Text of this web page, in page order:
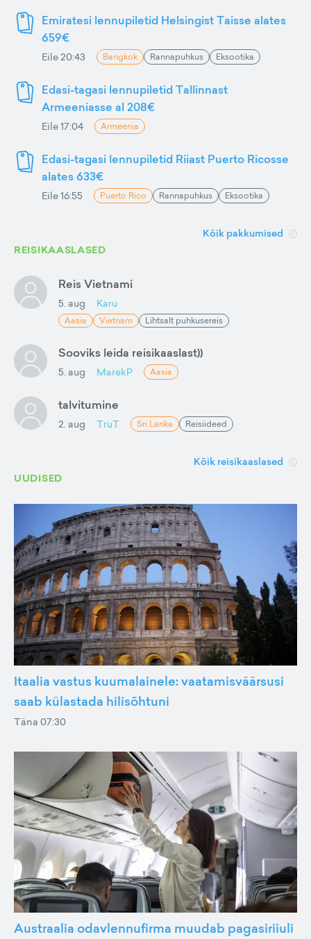
Emiratesi lennupiletid Helsingist Taisse alates
659€
Eile 20:43 Bangkok Rannapuhkus Eksootika
Edasi-tagasi lennupiletid Tallinnast
Armeeniasse al 208€
Eile 17:04 Armeenia
Edasi-tagasi lennupiletid Riiast Puerto Ricosse
alates 633€
Eile 16:55 Puerto Rico Rannapuhkus Eksootika
Kõik pakkumised
REISIKAASLASED
Reis Vietnami
5. aug Karu
Aasia Vietnam Lihtsalt puhkusereis
Sooviks leida reisikaaslast))
5. aug MarekP Aasia
talvitumine
2. aug TruT Sri Lanka Reisiideed
Kõik reisikaaslased
UUDISED
Itaalia vastus kuumalainele: vaatamisväärsusi
saab külastada hilisõhtuni
Täna 07:30
Austraalia odavlennufirma muudab pagasiriiuli